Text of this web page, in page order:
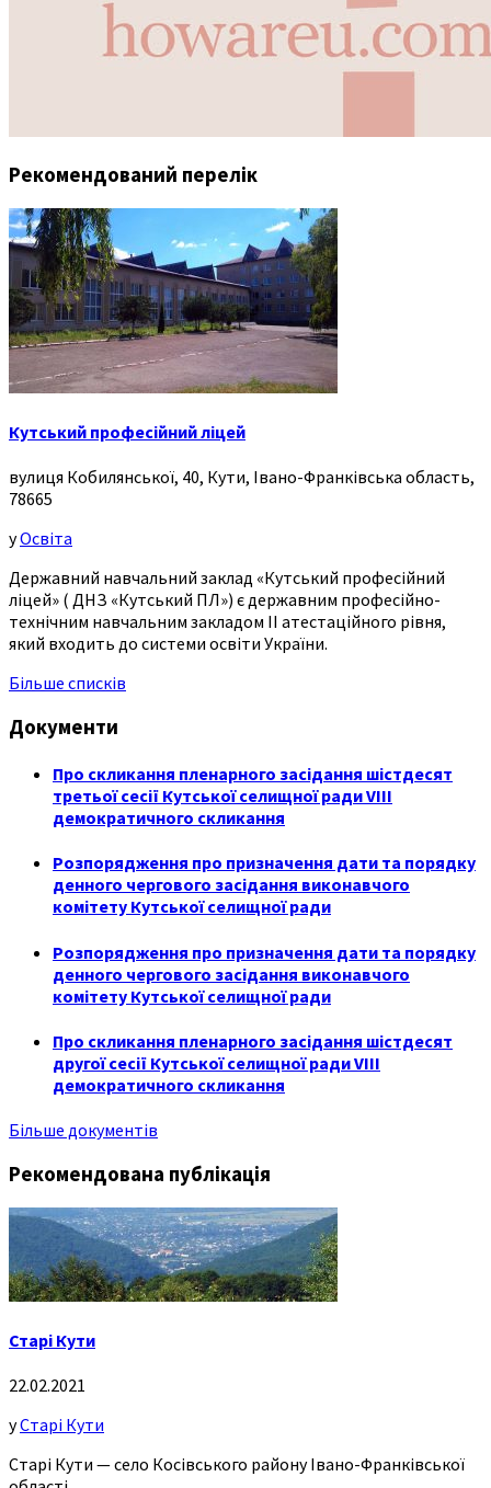
Рекомендований перелік
Кутський професійний ліцей
вулиця Кобилянської, 40, Кути, Івано-Франківська область,
78665
уОсвіта
Державний навчальний заклад «Кутський професійний
ліцей» ( ДНЗ «Кутський ПЛ») є державним професійно-
технічним навчальним закладом ІІ атестаційного рівня,
який входить до системи освіти України.
Більше списків
Документи
Про скликання пленарного засідання шістдесят
третьої сесії Кутської селищної ради VIII
демократичного скликання
Розпорядження про призначення дати та порядку
денного чергового засідання виконавчого
комітету Кутської селищної ради
Розпорядження про призначення дати та порядку
денного чергового засідання виконавчого
комітету Кутської селищної ради
Про скликання пленарного засідання шістдесят
другої сесії Кутської селищної ради VIII
демократичного скликання
Більше документів
Рекомендована публікація
Старі Кути
22.02.2021
уСтарі Кути
Старі Кути — село Косівського району Івано-Франківської